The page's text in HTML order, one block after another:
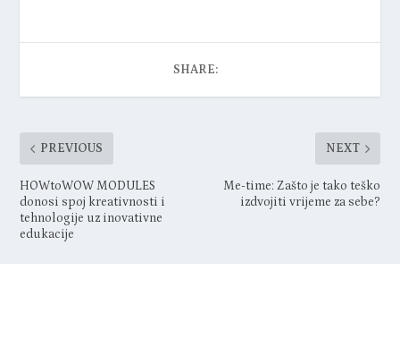
SHARE:
PREVIOUS
HOWtoWOW MODULES
donosi spoj kreativnosti i
tehnologije uz inovativne
edukacije
NEXT
Me-time: Zašto je tako teško
izdvojiti vrijeme za sebe?